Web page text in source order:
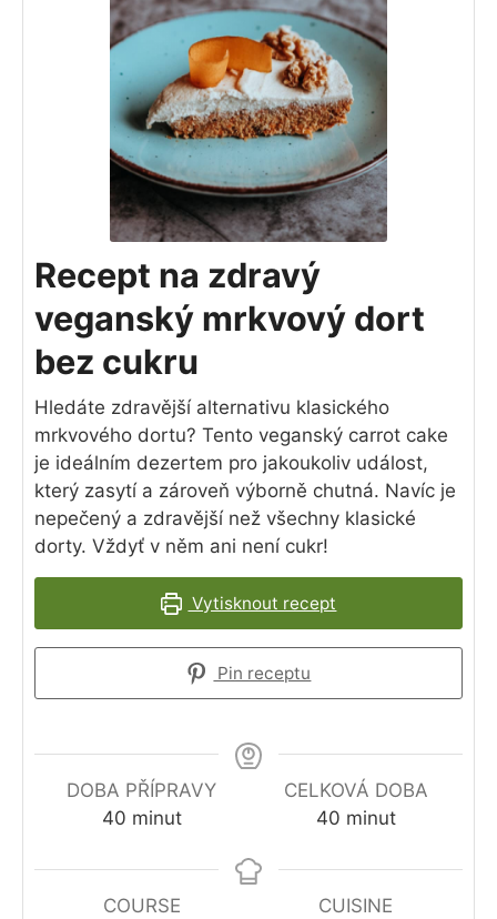
Recept na zdravý
veganský mrkvový dort
bez cukru
Hledáte zdravější alternativu klasického
mrkvového dortu? Tento veganský carrot cake
je ideálním dezertem pro jakoukoliv událost,
který zasytí a zároveň výborně chutná. Navíc je
nepečený a zdravější než všechny klasické
dorty. Vždyť v něm ani není cukr!
Vytisknout recept
Pin receptu
DOBA PŘÍPRAVY
40minutes
minut
CELKOVÁ DOBA
40minutes
minut
COURSE
CUISINE